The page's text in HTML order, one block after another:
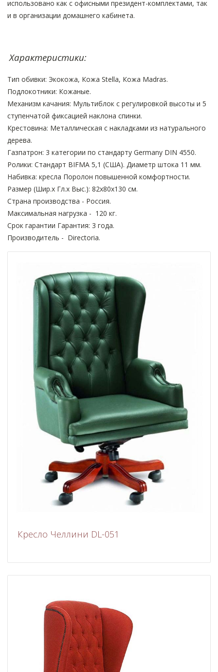
использовано как с офисными президент-комплектами, так
и в организации домашнего кабинета.
Характеристики:
Тип обивки: Экокожа, Кожа Stella, Кожа Madras.
Подлокотники: Кожаные.
Механизм качания: Мультиблок с регулировкой высоты и 5
ступенчатой фиксацией наклона спинки.
Крестовина: Металлическая с накладками из натурального
дерева.
Газпатрон: 3 категории по стандарту Germany DIN 4550.
Ролики: Стандарт BIFMA 5,1 (США). Диаметр штока 11 мм.
Набивка: кресла Поролон повышенной комфоpтности.
Размер (Шир.х Гл.х Выс.): 82х80х130 см.
Страна производства - Россия.
Максимальная нагрузка - 120 кг.
Срок гарантии Гарантия: 3 года.
Производитель - Directoria.
Кресло Челлини DL-051